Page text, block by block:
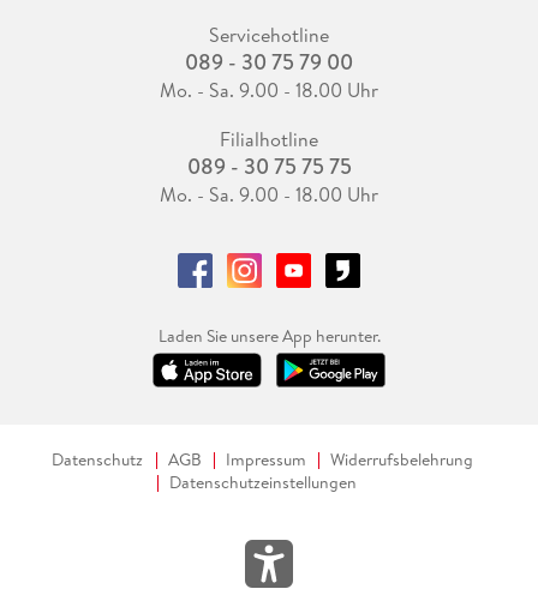
Servicehotline
089 - 30 75 79 00
Mo. - Sa. 9.00 - 18.00 Uhr
Filialhotline
089 - 30 75 75 75
Mo. - Sa. 9.00 - 18.00 Uhr
Laden Sie unsere App herunter.
Datenschutz AGB Impressum
Widerrufsbelehrung
Datenschutzeinstellungen